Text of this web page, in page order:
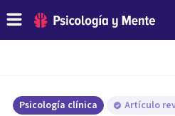
Psicología clínica Artículo